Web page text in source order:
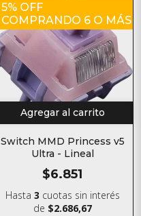
5% OFF
COMPRANDO 6 O MÁS
Agregar al carrito
Switch MMD Princess v5
Ultra - Lineal
$6.851
Hasta 3 cuotas sin interés
de $2.686,67